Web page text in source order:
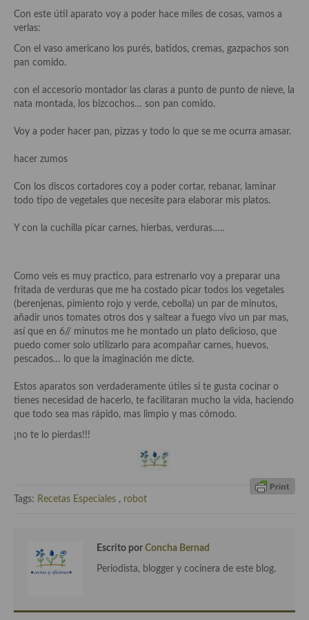
Aderezos, salsas, vinagretas, especias, hierbas aromáticas o
aditivos
Especias, mezclas de especias
Aceites
Mojos y pastas
Sales y polvos
Salsas y mojos
Bebidas
Bocadillos, hamburguesas, sándwich, emparedados, tostas y
demás
Entrantes y primeros platos
Entrantes
Cuscús
Con este útil aparato voy a poder hace miles de cosas, vamos a
verlas:
Con el vaso americano los purés, batidos, cremas, gazpachos son
pan comido.
con el accesorio montador las claras a punto de punto de nieve, la
nata montada, los bizcochos… son pan comido.
Voy a poder hacer pan, pizzas y todo lo que se me ocurra amasar.
hacer zumos
Con los discos cortadores coy a poder cortar, rebanar, laminar
todo tipo de vegetales que necesite para elaborar mis platos.
Y con la cuchilla picar carnes, hierbas, verduras…..
Como veis es muy practico, para estrenarlo voy a preparar una
fritada de verduras que me ha costado picar todos los vegetales
(berenjenas, pimiento rojo y verde, cebolla) un par de minutos,
añadir unos tomates otros dos y saltear a fuego vivo un par mas,
así que en 6// minutos me he montado un plato delicioso, que
puedo comer solo utilizarlo para acompañar carnes, huevos,
pescados… lo que la imaginación me dicte.
Estos aparatos son verdaderamente útiles si te gusta cocinar o
tienes necesidad de hacerlo, te facilitaran mucho la vida, haciendo
que todo sea mas rápido, mas limpio y mas cómodo.
¡no te lo pierdas!!!
Tags: Recetas Especiales , robot
Escrito por Concha Bernad
Periodista, blogger y cocinera de este blog.